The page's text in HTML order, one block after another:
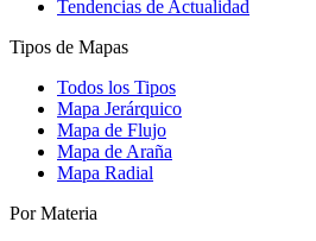
Tendencias de Actualidad
Tipos de Mapas
Todos los Tipos
Mapa Jerárquico
Mapa de Flujo
Mapa de Araña
Mapa Radial
Por Materia